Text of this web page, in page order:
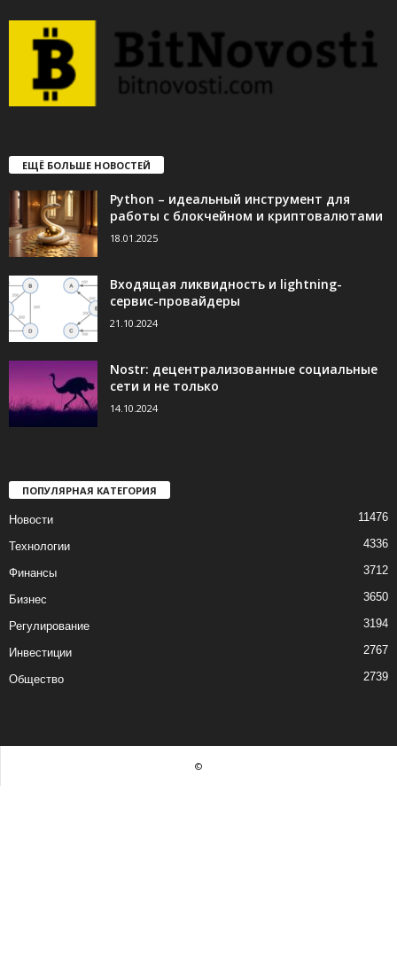
ЕЩЁ БОЛЬШЕ НОВОСТЕЙ
Python – идеальный инструмент для
работы с блокчейном и криптовалютами
18.01.2025
Входящая ликвидность и lightning-
сервис-провайдеры
21.10.2024
Nostr: децентрализованные социальные
сети и не только
14.10.2024
ПОПУЛЯРНАЯ КАТЕГОРИЯ
Новости 11476
Технологии 4336
Финансы 3712
Бизнес 3650
Регулирование 3194
Инвестиции 2767
Общество 2739
©